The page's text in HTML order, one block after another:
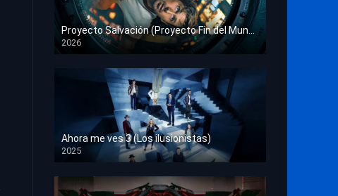
Proyecto Salvación (Proyecto Fin del Mundo)
2026
HD 1080p
Ahora me ves 3 (Los ilusionistas)
2025
HD 1080p